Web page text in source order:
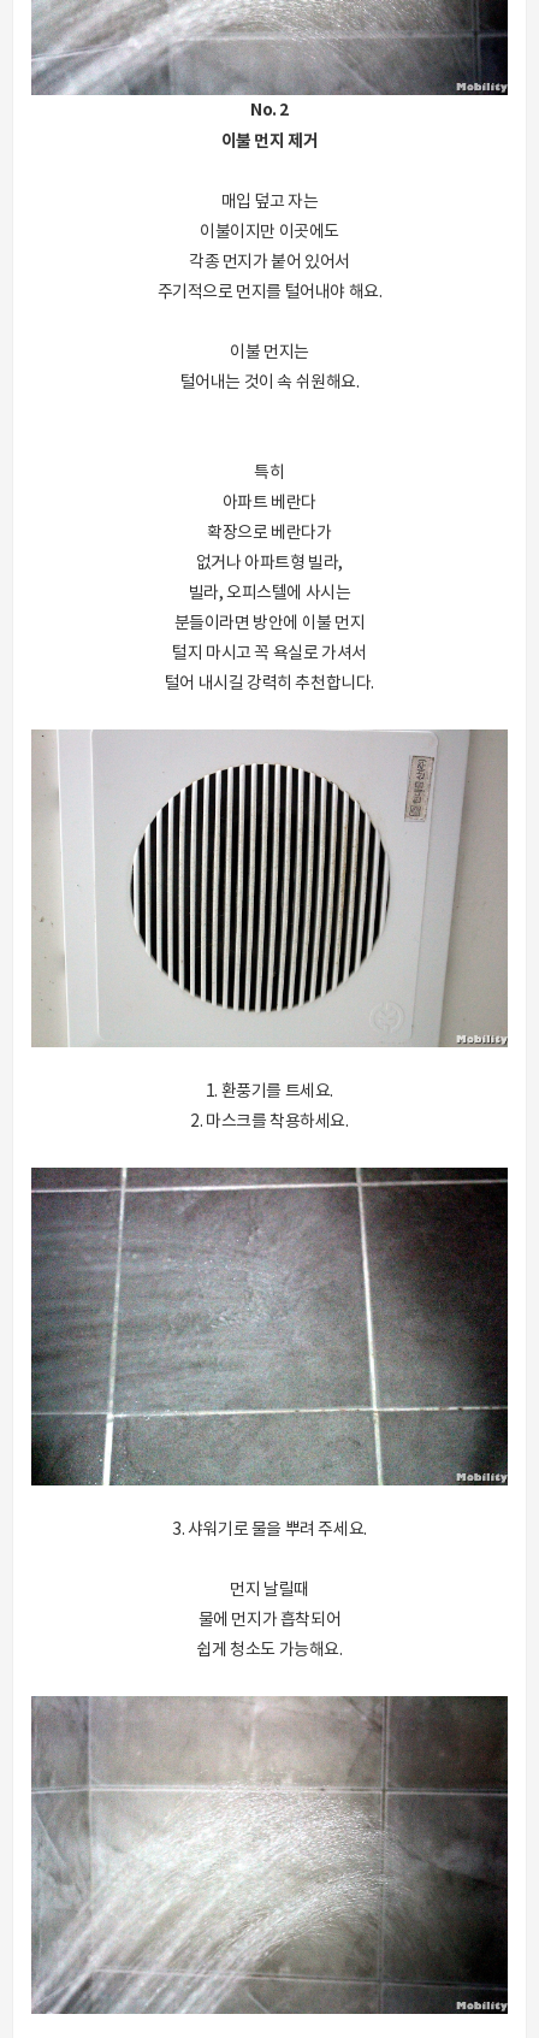
No. 2
이불 먼지 제거
매입 덮고 자는
이불이지만 이곳에도
각종 먼지가 붙어 있어서
주기적으로 먼지를 털어내야 해요.
이불 먼지는
털어내는 것이 속 쉬원해요.
특히
아파트 베란다
확장으로 베란다가
없거나 아파트형 빌라,
빌라, 오피스텔에 사시는
분들이라면 방안에 이불 먼지
털지 마시고 꼭 욕실로 가셔서
털어 내시길 강력히 추천합니다.
1. 환풍기를 트세요.
2. 마스크를 착용하세요.
3. 샤워기로 물을 뿌려 주세요.
먼지 날릴때
물에 먼지가 흡착되어
쉽게 청소도 가능해요.